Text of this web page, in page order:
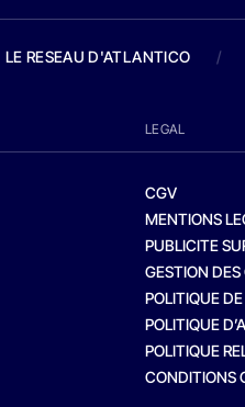
LE RESEAU D'ATLANTICO /
LEGAL
CGV
MENTIONS
PUBLICITE
GESTION DES
POLITIQUE
POLITIQUE
POLITIQUE
CONDITIONS